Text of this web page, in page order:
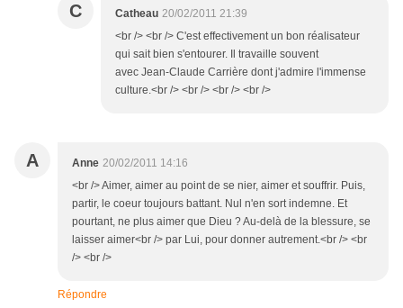
C Catheau 20/02/2011 21:39
<br /> <br /> C'est effectivement un bon réalisateur
qui sait bien s'entourer. Il travaille souvent
avec Jean-Claude Carrière dont j'admire l'immense
culture.<br /> <br /> <br /> <br />
A Anne 20/02/2011 14:16
<br /> Aimer, aimer au point de se nier, aimer et souffrir. Puis,
partir, le coeur toujours battant. Nul n'en sort indemne. Et
pourtant, ne plus aimer que Dieu ? Au-delà de la blessure, se
laisser aimer<br /> par Lui, pour donner autrement.<br /> <br
/> <br />
Répondre